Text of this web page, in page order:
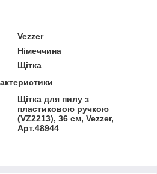
Vezzer
Німеччина
Щітка
Щітка для пилу з
пластиковою ручкою
(VZ2213), 36 см, Vezzer,
Арт.48944